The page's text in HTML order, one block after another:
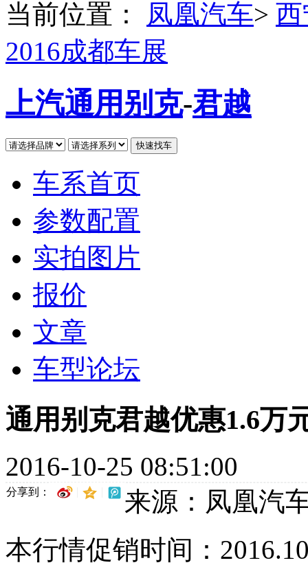
当前位置： 凤凰汽车>
2016成都车展
上汽通用别克-君越
车系首页
参数配置
实拍图片
报价
文章
车型论坛
通用别克君越优惠1.6万
2016-10-25 08:51:00
分享到：
来源：凤凰汽
本行情促销时间：